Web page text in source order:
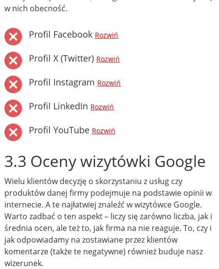
w nich obecność.
Profil Facebook Rozwiń
Profil X (Twitter) Rozwiń
Profil Instagram Rozwiń
Profil LinkedIn Rozwiń
Profil YouTube Rozwiń
3.3 Oceny wizytówki Google
Wielu klientów decyzję o skorzystaniu z usług czy
produktów danej firmy podejmuje na podstawie opinii w
internecie. A te najłatwiej znaleźć w wizytówce Google.
Warto zadbać o ten aspekt – liczy się zarówno liczba, jak i
średnia ocen, ale też to, jak firma na nie reaguje. To, czy i
jak odpowiadamy na zostawiane przez klientów
komentarze (także te negatywne) również buduje nasz
wizerunek.